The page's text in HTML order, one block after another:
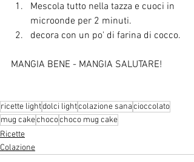
Mescola tutto nella tazza e cuoci in
microonde per 2 minuti.
decora con un po' di farina di cocco.
MANGIA BENE - MANGIA SALUTARE!
ricette lightdolci lightcolazione sanacioccolato
mug cakechocochoco mug cake
Ricette
Colazione